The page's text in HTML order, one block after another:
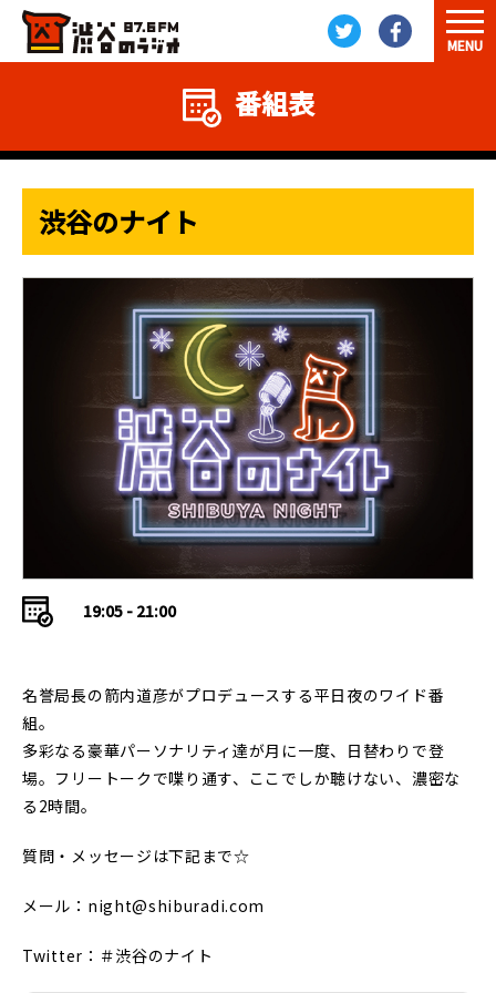
MENU
番組表
渋谷のナイト
19:05 - 21:00
名誉局長の箭内道彦がプロデュースする平日夜のワイド番
組。
多彩なる豪華パーソナリティ達が月に一度、日替わりで登
場。フリートークで喋り通す、ここでしか聴けない、濃密な
る2時間。
質問・メッセージは下記まで☆
メール：night@shiburadi.com
Twitter：＃渋谷のナイト